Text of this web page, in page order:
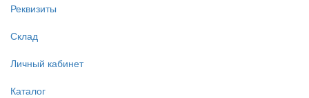
Реквизиты
Склад
Личный кабинет
Каталог